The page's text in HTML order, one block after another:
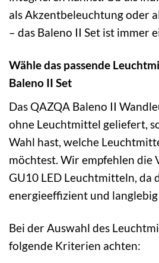
als Akzentbeleuchtung oder
– das Baleno II Set ist immer
Wähle das passende
Baleno II Set
Das QAZQA Baleno II
ohne Leuchtmittel geliefert,
Wahl hast, welche
möchtest. Wir empfehlen die
GU10 LED Leuchtmitteln, da
energieeffizient und langlebig
Bei der Auswahl des
folgende Kriterien achten: